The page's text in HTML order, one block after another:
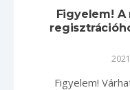
Figyelem!
Figyelem!